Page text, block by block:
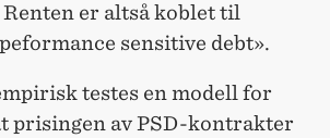
er altså koblet til
sensitive debt».
testes en modell for
prisingen av PSD-kontrakter